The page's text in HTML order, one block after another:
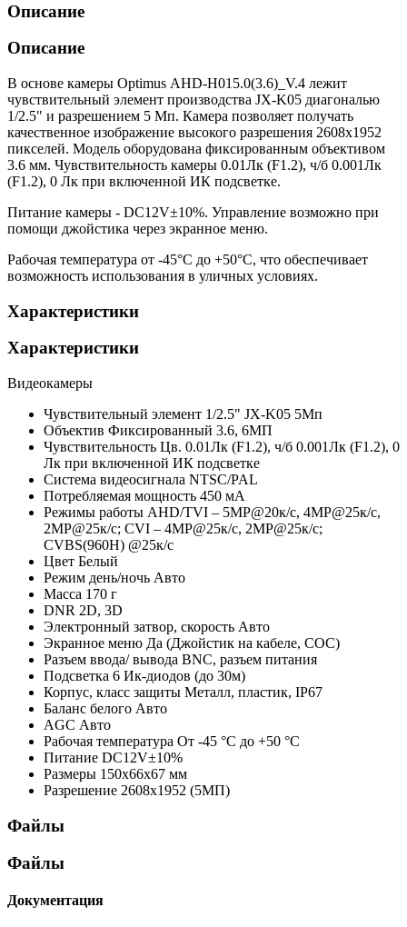
Описание
Описание
В основе камеры Optimus AHD-H015.0(3.6)_V.4 лежит
чувствительный элемент производства JX-K05 диагональю
1/2.5" и разрешением 5 Мп. Камера позволяет получать
качественное изображение высокого разрешения 2608х1952
пикселей. Модель оборудована фиксированным объективом
3.6 мм. Чувствительность камеры 0.01Лк (F1.2), ч/б 0.001Лк
(F1.2), 0 Лк при включенной ИК подсветке.
Питание камеры - DC12V±10%. Управление возможно при
помощи джойстика через экранное меню.
Рабочая температура от -45°С до +50°С, что обеспечивает
возможность использования в уличных условиях.
Характеристики
Характеристики
Видеокамеры
Чувствительный элемент 1/2.5" JX-K05 5Мп
Объектив Фиксированный 3.6, 6МП
Чувствительность Цв. 0.01Лк (F1.2), ч/б 0.001Лк (F1.2), 0
Лк при включенной ИК подсветке
Система видеосигнала NTSC/PAL
Потребляемая мощность 450 мА
Режимы работы AHD/TVI – 5MP@20к/с, 4MP@25к/с,
2МР@25к/с; CVI – 4MP@25к/с, 2МР@25к/с;
CVBS(960H) @25к/с
Цвет Белый
Режим день/ночь Авто
Масса 170 г
DNR 2D, 3D
Электронный затвор, скорость Авто
Экранное меню Да (Джойстик на кабеле, СОС)
Разъем ввода/ вывода BNC, разъем питания
Подсветка 6 Ик-диодов (до 30м)
Корпус, класс защиты Металл, пластик, IP67
Баланс белого Авто
AGC Авто
Рабочая температура От -45 °С до +50 °С
Питание DC12V±10%
Размеры 150х66х67 мм
Разрешение 2608x1952 (5МП)
Файлы
Файлы
Документация